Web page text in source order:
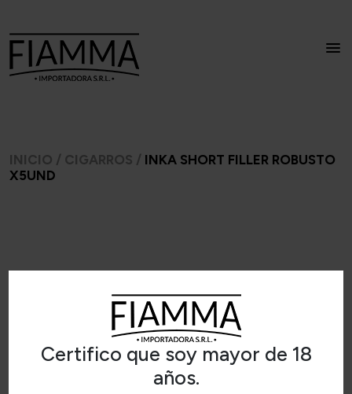
Certifico que soy mayor de 18
años.
INICIO / CIGARROS / INKA SHORT FILLER ROBUSTO
X5UND